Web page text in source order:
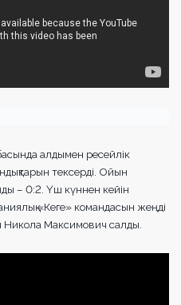
алдымен ресейлік
тексерді. Ойын
– 0:2. Үш күннен кейін
«Кеге» командасын жеңді
Никола Максимович салды.